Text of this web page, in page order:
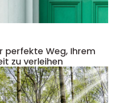
perfekte Weg, Ihrem
zu verleihen